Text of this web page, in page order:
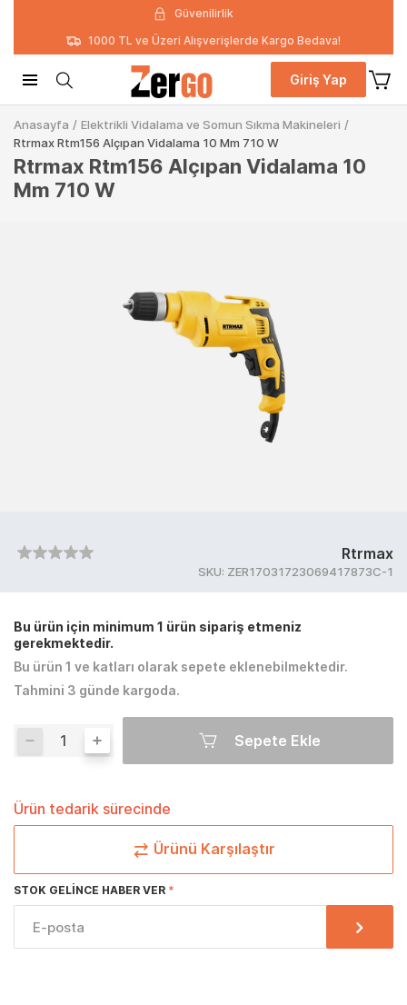
Güvenilirlik
1000 TL ve Üzeri Alışverişlerde Kargo Bedava!
Giriş Yap
Anasayfa / Elektrikli Vidalama ve Somun Sıkma Makineleri /
Rtrmax Rtm156 Alçıpan Vidalama 10 Mm 710 W
Rtrmax Rtm156 Alçıpan Vidalama 10
Mm 710 W
Rtrmax
SKU: ZER17031723069417873C-1
Bu ürün için minimum 1 ürün sipariş etmeniz
gerekmektedir.
Bu ürün 1 ve katları olarak sepete eklenebilmektedir.
Tahmini 3 günde kargoda.
Sepete Ekle
Ürün tedarik sürecinde
Ürünü Karşılaştır
STOK GELINCE HABER VER